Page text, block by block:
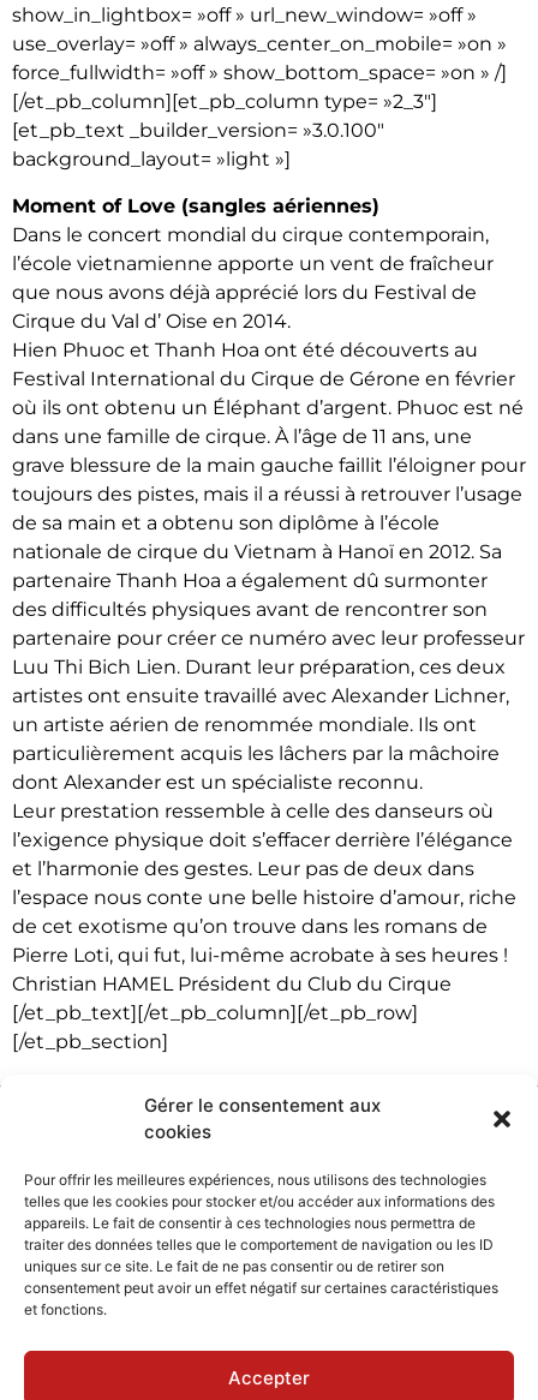
Gérer le consentement aux
cookies
Pour offrir les meilleures expériences, nous utilisons des technologies
telles que les cookies pour stocker et/ou accéder aux informations des
appareils. Le fait de consentir à ces technologies nous permettra de
traiter des données telles que le comportement de navigation ou les ID
uniques sur ce site. Le fait de ne pas consentir ou de retirer son
consentement peut avoir un effet négatif sur certaines caractéristiques
et fonctions.
Accepter
show_in_lightbox= »off » url_new_window= »off »
use_overlay= »off » always_center_on_mobile= »on »
force_fullwidth= »off » show_bottom_space= »on » /]
[/et_pb_column][et_pb_column type= »2_3″]
[et_pb_text _builder_version= »3.0.100″
background_layout= »light »]
Moment of Love (sangles aériennes)
Dans le concert mondial du cirque contemporain,
l’école vietnamienne apporte un vent de fraîcheur
que nous avons déjà apprécié lors du Festival de
Cirque du Val d’ Oise en 2014.
Hien Phuoc et Thanh Hoa ont été découverts au
Festival International du Cirque de Gérone en février
où ils ont obtenu un Éléphant d’argent. Phuoc est né
dans une famille de cirque. À l’âge de 11 ans, une
grave blessure de la main gauche faillit l’éloigner pour
toujours des pistes, mais il a réussi à retrouver l’usage
de sa main et a obtenu son diplôme à l’école
nationale de cirque du Vietnam à Hanoï en 2012. Sa
partenaire Thanh Hoa a également dû surmonter
des difficultés physiques avant de rencontrer son
partenaire pour créer ce numéro avec leur professeur
Luu Thi Bich Lien. Durant leur préparation, ces deux
artistes ont ensuite travaillé avec Alexander Lichner,
un artiste aérien de renommée mondiale. Ils ont
particulièrement acquis les lâchers par la mâchoire
dont Alexander est un spécialiste reconnu.
Leur prestation ressemble à celle des danseurs où
l’exigence physique doit s’effacer derrière l’élégance
et l’harmonie des gestes. Leur pas de deux dans
l’espace nous conte une belle histoire d’amour, riche
de cet exotisme qu’on trouve dans les romans de
Pierre Loti, qui fut, lui-même acrobate à ses heures !
Christian HAMEL Président du Club du Cirque
[/et_pb_text][/et_pb_column][/et_pb_row]
[/et_pb_section]